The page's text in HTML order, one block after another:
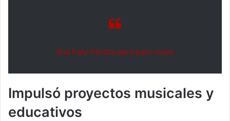
Ana Paty Peralta dará paso clave
Impulsó proyectos musicales y
educativos